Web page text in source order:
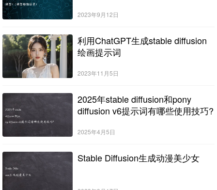
2023年9月12日
利用ChatGPT生成stable diffusion
绘画提示词
2023年11月5日
2025年stable diffusion和pony
diffusion v6提示词有哪些使用技巧?
2025年4月5日
Stable Diffusion生成动漫美少女